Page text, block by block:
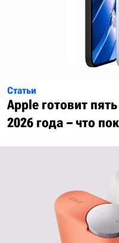
Статьи
Apple готовит
2026 года – что